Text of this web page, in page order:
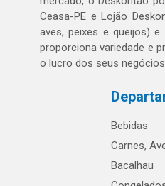
Ceasa-PE e Lojão
aves, peixes e queijos)
proporciona variedade e
o lucro dos seus
Bebidas
Carnes,
Bacalhau